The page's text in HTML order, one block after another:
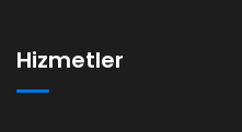
Hizmetler